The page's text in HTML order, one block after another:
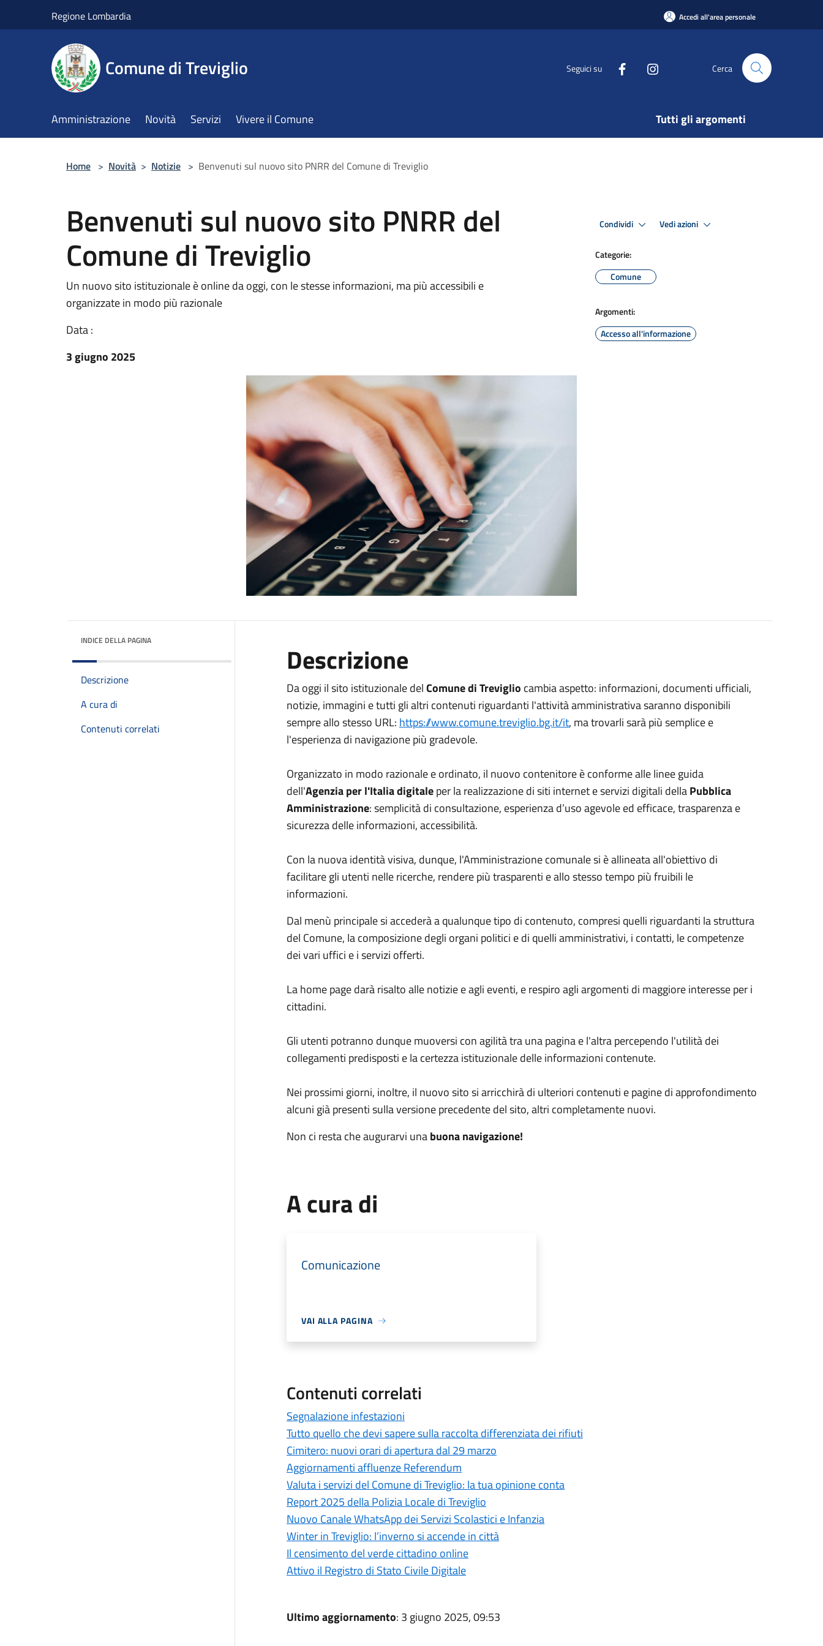
Regione Lombardia Accedi all'area personale
Comune di Treviglio Seguici su Cerca
Amministrazione Novità Servizi Vivere il Comune Tutti gli argomenti
Home > Novità > Notizie > Benvenuti sul nuovo sito PNRR del Comune di Treviglio
Benvenuti sul nuovo sito PNRR del
Comune di Treviglio
Un nuovo sito istituzionale è online da oggi, con le stesse informazioni, ma più accessibili e
organizzate in modo più razionale
Data :
3 giugno 2025
Condividi Vedi azioni
Categorie:
Comune
Argomenti:
Accesso all'informazione
INDICE DELLA PAGINA
Descrizione
A cura di
Contenuti correlati
Descrizione
Da oggi il sito istituzionale delComune di Treviglio cambia aspetto: informazioni, documenti ufficiali,
notizie, immagini e tutti gli altri contenuti riguardanti l'attività amministrativa saranno disponibili
sempre allo stesso URL: https://www.comune.treviglio.bg.it/it, ma trovarli sarà più semplice e
l'esperienza di navigazione più gradevole.
Organizzato in modo razionale e ordinato, il nuovo contenitore è conforme alle linee guida
dell'Agenzia per l'Italia digitaleper la realizzazione di siti internet e servizi digitali dellaPubblica
Amministrazione: semplicità di consultazione, esperienza d’uso agevole ed efficace, trasparenza e
sicurezza delle informazioni, accessibilità.
Con la nuova identità visiva, dunque, l'Amministrazione comunale si è allineata all'obiettivo di
facilitare gli utenti nelle ricerche, rendere più trasparenti e allo stesso tempo più fruibili le
informazioni.
Dal menù principale si accederà a qualunque tipo di contenuto, compresi quelli riguardanti la struttura
del Comune, la composizione degli organi politici e di quelli amministrativi, i contatti, le competenze
dei vari uffici e i servizi offerti.
La home page darà risalto alle notizie e agli eventi, e respiro agli argomenti di maggiore interesse per i
cittadini.
Gli utenti potranno dunque muoversi con agilità tra una pagina e l'altra percependo l'utilità dei
collegamenti predisposti e la certezza istituzionale delle informazioni contenute.
Nei prossimi giorni, inoltre, il nuovo sito si arricchirà di ulteriori contenuti e pagine di approfondimento
alcuni già presenti sulla versione precedente del sito, altri completamente nuovi.
Non ci resta che augurarvi unabuona navigazione!
A cura di
Comunicazione
VAI ALLA PAGINA
Contenuti correlati
Segnalazione infestazioni
Tutto quello che devi sapere sulla raccolta differenziata dei rifiuti
Cimitero: nuovi orari di apertura dal 29 marzo
Aggiornamenti affluenze Referendum
Valuta i servizi del Comune di Treviglio: la tua opinione conta
Report 2025 della Polizia Locale di Treviglio
Nuovo Canale WhatsApp dei Servizi Scolastici e Infanzia
Winter in Treviglio: l’inverno si accende in città
Il censimento del verde cittadino online
Attivo il Registro di Stato Civile Digitale
Ultimo aggiornamento: 3 giugno 2025, 09:53